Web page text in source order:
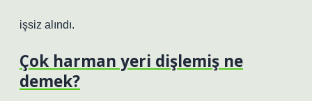
işsiz alındı.
Çok harman yeri dişlemiş ne
demek?